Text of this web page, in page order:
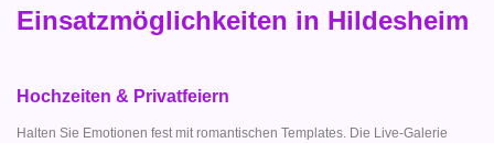
Einsatzmöglichkeiten in Hildesheim
Hochzeiten & Privatfeiern
Halten Sie Emotionen fest mit romantischen Templates. Die Live-Galerie